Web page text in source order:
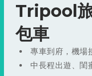
Tripool
包車
專車到府，機場
中長程出遊、閨